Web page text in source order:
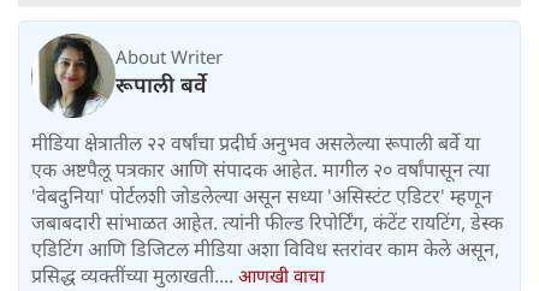
About Writer
रूपाली बर्वे
मीडिया क्षेत्रातील २२ वर्षांचा प्रदीर्घ अनुभव असलेल्या रूपाली बर्वे या
एक अष्टपैलू पत्रकार आणि संपादक आहेत. मागील २० वर्षांपासून त्या
'वेबदुनिया' पोर्टलशी जोडलेल्या असून सध्या 'असिस्टंट एडिटर' म्हणून
जबाबदारी सांभाळत आहेत. त्यांनी फील्ड रिपोर्टिंग, कंटेंट रायटिंग, डेस्क
एडिटिंग आणि डिजिटल मीडिया अशा विविध स्तरांवर काम केले असून,
प्रसिद्ध व्यक्तींच्या मुलाखती.... आणखी वाचा